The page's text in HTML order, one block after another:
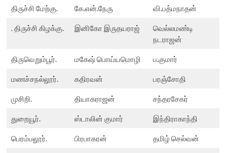
திருச்சி மேற்கு. கே.என்.நேரு வி.பத்மநாதன்
. திருச்சி கிழக்கு. இனிகோ இருதயராஜ்
வெல்லமண்டி
நடராஜன்
திருவெறும்பூர். மகேஷ் பொய்யமொழி ப.குமார்
மணச்சநல்லூர். கதிரவன் பரஞ்சோதி
முசிறி. தியாகராஜன் சந்தரசேகர்
துறையூர். ஸ்டாலின் குமார் இந்திராகாந்தி
பெரம்பலூர். பிரபாகரன் தமிழ் செல்வன்